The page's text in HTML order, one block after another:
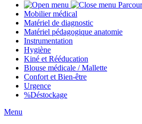
Mobilier médical
Matériel de diagnostic
Matériel pédagogique anatomie
Instrumentation
Hygiène
Kiné et Rééducation
Blouse médicale / Mallette
Confort et Bien-être
Urgence
%Déstockage
Menu